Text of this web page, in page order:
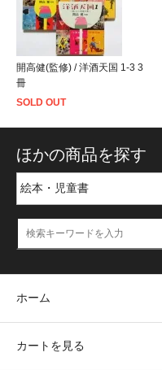
開高健(監修) / 洋酒天国 1-3 3
冊
SOLD OUT
ほかの商品を探す
ホーム
カートを見る